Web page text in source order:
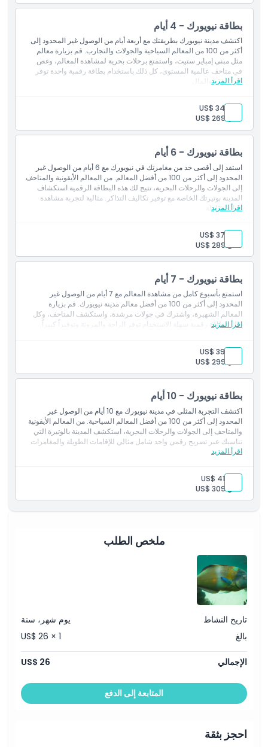
بطاقة نيويورك - 4 أيام
اكتشف مدينة نيويورك بطريقتك مع أربعة أيام من الوصول غير المحدود إلى
أكثر من 100 من المعالم السياحية والجولات والتجارب. قم بزيارة معالم
مثل مبنى إمباير ستيت، واستمتع برحلات بحرية لمشاهدة المعالم، وغص
في متاحف عالمية المستوى، كل ذلك باستخدام بطاقة رقمية واحدة توفر
لك الوقت والمال.
اقرأ المزيد
بالغ:
US$ 344
طفل:US$ 269
بطاقة نيويورك - 6 أيام
استفد إلى أقصى حد من مغامرتك في نيويورك مع 6 أيام من الوصول غير
المحدود إلى أكثر من 100 من أفضل المعالم. من المعالم الأيقونية والمتاحف
إلى الجولات والرحلات البحرية، تتيح لك هذه البطاقة الرقمية استكشاف
المدينة بوتيرتك الخاصة مع توفير تكاليف التذاكر. مثالية لتجربة مشاهدة
معالم شاملة.
اقرأ المزيد
بالغ:
US$ 374
طفل:US$ 289
بطاقة نيويورك - 7 أيام
استمتع بأسبوع كامل من مشاهدة المعالم مع 7 أيام من الوصول غير
المحدود إلى أكثر من 100 من أفضل معالم مدينة نيويورك. قم بزيارة
المعالم الشهيرة، واشترك في جولات مرشدة، واستكشف المتاحف، وكل
ذلك ببطاقة رقمية سهلة الاستخدام توفر الراحة والمرونة وتوفيراً كبيراً.
اقرأ المزيد
بالغ:
US$ 394
طفل:US$ 299
بطاقة نيويورك - 10 أيام
اكتشف التجربة المثلى في مدينة نيويورك مع 10 أيام من الوصول غير
المحدود إلى أكثر من 100 من أفضل المعالم السياحية. من المعالم الأيقونية
والمتاحف إلى الجولات والرحلات البحرية، استكشف المدينة بالوتيرة التي
تناسبك عبر تصريح رقمي واحد شامل مثالي للإقامات الطويلة والمغامرات
المتعمقة.
اقرأ المزيد
بالغ:
US$ 414
طفل:US$ 309
ملخص الطلب
تاريخ النشاط
يوم شهر، سنة
بالغ
US$ 26 × 1
الإجمالي US$ 26
المتابعة إلى الدفع
احجز بثقة